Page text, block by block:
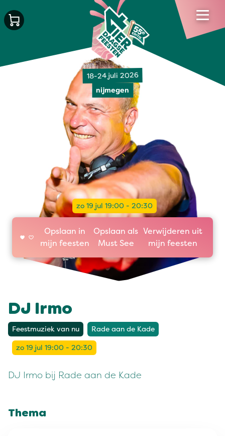
18-24 juli 2026
nijmegen
zo 19 jul 19:00 - 20:30
Opslaan in
mijn feesten
Opslaan als
Must See
Verwijderen uit
mijn feesten
DJ Irmo
Feestmuziek van nu Rade aan de Kade
zo 19 jul 19:00 - 20:30
DJ Irmo bij Rade aan de Kade
Thema